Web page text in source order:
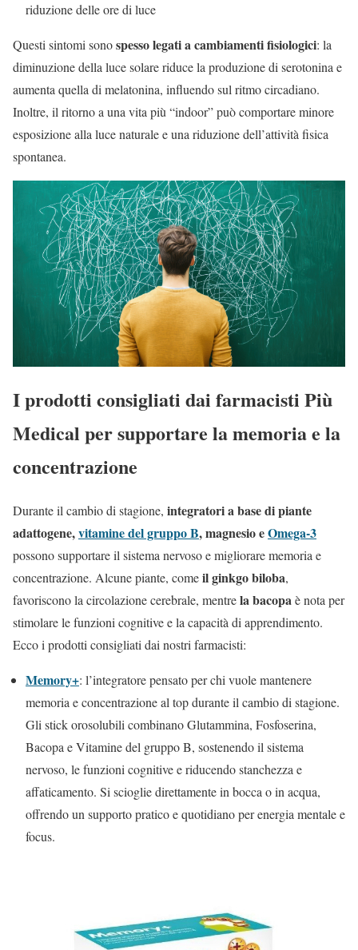
riduzione delle ore di luce
Questi sintomi sonospesso legati a cambiamenti fisiologici: la
diminuzione della luce solare riduce la produzione di serotonina e
aumenta quella di melatonina, influendo sul ritmo circadiano.
Inoltre, il ritorno a una vita più “indoor” può comportare minore
esposizione alla luce naturale e una riduzione dell’attività fisica
spontanea.
I prodotti consigliati dai farmacisti Più
Medical per supportare la memoria e la
concentrazione
Durante il cambio di stagione, integratori a base di piante
adattogene,vitamine del gruppo B, magnesio eOmega-3
possono supportare il sistema nervoso e migliorare memoria e
concentrazione. Alcune piante, comeil ginkgo biloba,
favoriscono la circolazione cerebrale, mentrela bacopaè nota per
stimolare le funzioni cognitive e la capacità di apprendimento.
Ecco i prodotti consigliati dai nostri farmacisti:
Memory+: l’integratore pensato per chi vuole mantenere
memoria e concentrazione al top durante il cambio di stagione.
Gli stick orosolubili combinano Glutammina, Fosfoserina,
Bacopa e Vitamine del gruppo B, sostenendo il sistema
nervoso, le funzioni cognitive e riducendo stanchezza e
affaticamento. Si scioglie direttamente in bocca o in acqua,
offrendo un supporto pratico e quotidiano per energia mentale e
focus.